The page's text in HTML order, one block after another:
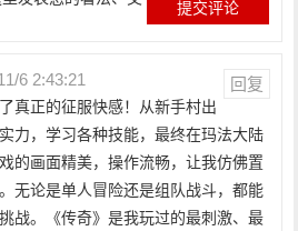
6 2:43:21 回复
真正的征服快感！从新手村出
力，学习各种技能，最终在玛法大陆
的画面精美，操作流畅，让我仿佛置
无论是单人冒险还是组队战斗，都能
战。《传奇》是我玩过的最刺激、最